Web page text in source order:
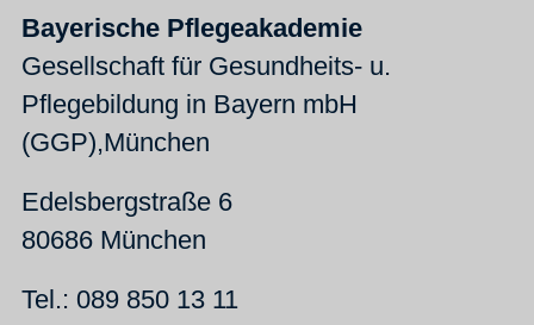
Bayerische Pflegeakademie
Gesellschaft für Gesundheits- u.
Pflegebildung in Bayern mbH
(GGP),München
Edelsbergstraße 6
80686 München
Tel.: 089 850 13 11